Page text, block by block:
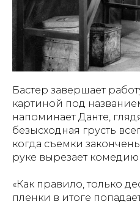
Бастер завершает
картиной под
напоминает Данте,
безысходная грусть
когда съемки
руке вырезает
«Как правило, только
пленки в итоге